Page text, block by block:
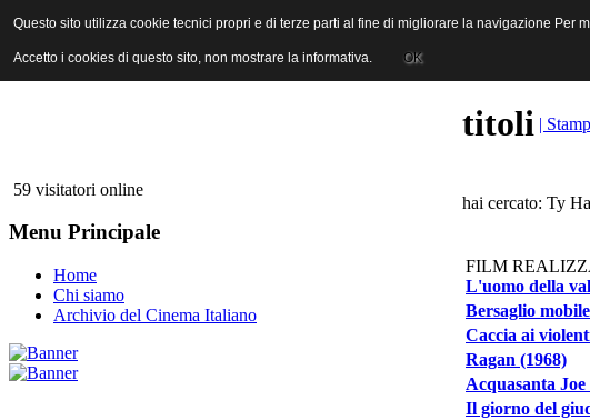
ANICA | Associazione Nazionale Industrie Cinematografiche Audiovisive e
59 visitatori online
Menu Principale
Home
Chi siamo
Archivio del Cinema Italiano
titoli |
hai cercato: Ty
FILM
L'uomo della
Bersaglio
Caccia ai
Ragan (1968)
Acquasanta Joe
Il giorno del
Questo sito utilizza cookie tecnici propri e di terze parti al fine di migliorare la navigazione Per
Accetto i cookies di questo sito, non mostrare la informativa. OK
Questo sito utilizza cookie tecnici propri e di terze parti al fine di migliorare la navigazione Per
Accetto i cookies di questo sito, non mostrare la informativa. OK